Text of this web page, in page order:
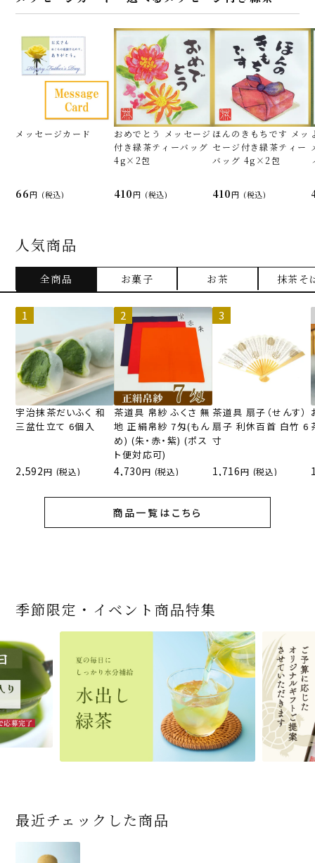
メッセージカード
66 (税込)
おめでとう メッセージ
付き緑茶ティーバッグ
4g×2包
410 (税込)
ほんのきもちです メッ
セージ付き緑茶ティー
バッグ 4g×2包
410 (税込)
人気商品
全商品 お菓子 お茶 抹茶そ
宇治抹茶だいふく 和
三盆仕立て 6個入
2,592 (税込)
茶道具 帛紗 ふくさ 無
地 正絹帛紗 7匁(もん
め) (朱・赤・紫) (ポス
ト便対応可)
4,730 (税込)
茶道具 扇子（せんす）
扇子 利休百首 白竹 6
寸
1,716 (税込)
商品一覧はこちら
宇治抹茶だいふく 和
三盆仕立て 6個入
2,592 (税込)
お茶屋の京都 宇治抹
1,743 (税込)
近江米と日本酒の「み
ずかがみ」パウンドケ
ーキ（カット）-単品-
540 (税込)
商品一覧はこちら
緑茶ティーパック（セ
ンパックシリーズ） 5g
×50袋
864 (税込)
ありがとう メッセージ
付き緑茶ティーバッグ
410 (税込)
【季節限定】水出し緑
茶詰合せ 気軽に愉し
むセット
1,420 (税込)
商品一覧はこちら
宇治抹茶そば3袋・そ
ばつゆ6袋（6人前）セ
ット 化粧箱（カート
ン/ギフトボックス）
3,032 (税込)
宇治抹茶そば２袋・そ
2,278 (税込)
【送料込み】宇治抹茶
そば160ｇ×2袋（4人
前）＋特撰そばつゆ4
個（ポスト便）
2,028 (税込)
商品一覧はこちら
老舗茶舗の宇治抹茶
かすていらと宇治冠煎
茶の詰合せ
4,112 (税込)
宇治抹茶焼き菓子詰
4,511 (税込)
老舗茶舗のひやひやス
イーツセット 3種6個
3,356 (税込)
商品一覧はこちら
茶道具 帛紗 ふくさ 無
地 正絹帛紗 7匁(もん
め) (朱・赤・紫) (ポス
ト便対応可)
4,730 (税込)
茶道具 扇子（せんす）
扇子 利休百首 白竹 6
1,716 (税込)
茶道具 抹茶茶碗（まっ
ちゃちゃわん） 刷毛目
茶碗 前田 瑞雲
4,290 (税込)
商品一覧はこちら
季節限定・イベント商品特集
最近チェックした商品